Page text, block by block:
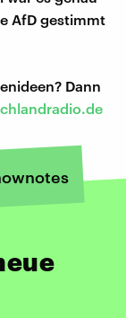
AfD gestimmt
Dann